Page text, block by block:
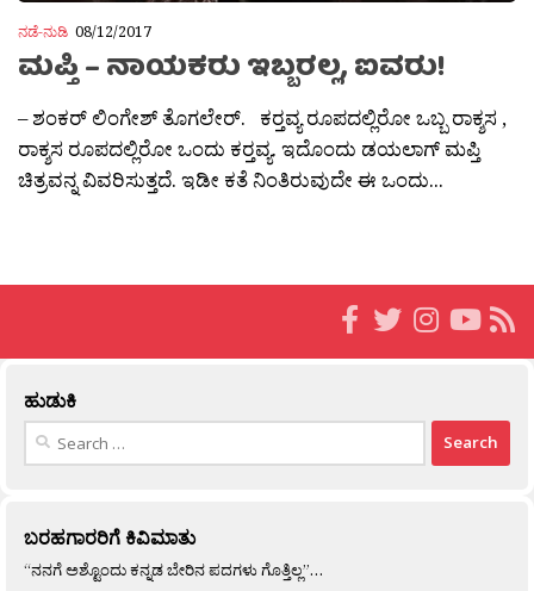
ನಡೆ-ನುಡಿ 08/12/2017
ಮಪ್ತಿ – ನಾಯಕರು ಇಬ್ಬರಲ್ಲ, ಐವರು!
– ಶಂಕರ್ ಲಿಂಗೇಶ್ ತೊಗಲೇರ್. ಕರ‍್ತವ್ಯ ರೂಪದಲ್ಲಿರೋ ಒಬ್ಬ ರಾಕ್ಶಸ ,
ರಾಕ್ಶಸ ರೂಪದಲ್ಲಿರೋ ಒಂದು ಕರ‍್ತವ್ಯ. ಇದೊಂದು ಡಯಲಾಗ್ ಮಪ್ತಿ
ಚಿತ್ರವನ್ನ ವಿವರಿಸುತ್ತದೆ. ಇಡೀ ಕತೆ ನಿಂತಿರುವುದೇ ಈ ಒಂದು...
ಹುಡುಕಿ
Search
ಬರಹಗಾರರಿಗೆ ಕಿವಿಮಾತು
“ನನಗೆ ಅಶ್ಟೊಂದು ಕನ್ನಡ ಬೇರಿನ ಪದಗಳು ಗೊತ್ತಿಲ್ಲ”…